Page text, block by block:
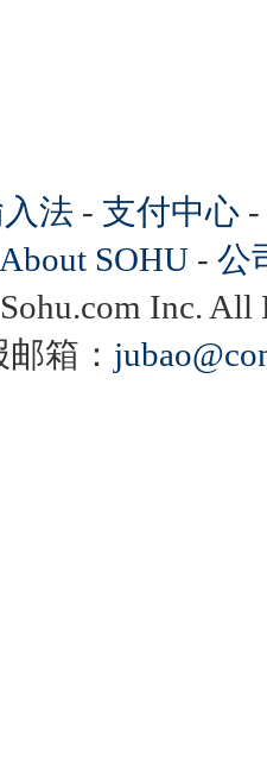
法 - 支付中心 -
About SOHU - 公
Inc.
箱：